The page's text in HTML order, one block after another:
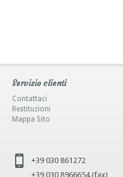
Servizio clienti
Contattaci
Restituzioni
Mappa Sito
+39 030 861272
+39 030 8966654 (fax)